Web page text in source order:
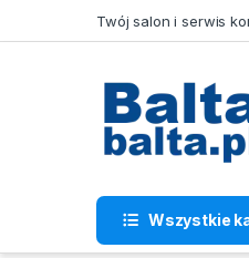
Skip to navigationTwój salon i serwis
Wszystkie